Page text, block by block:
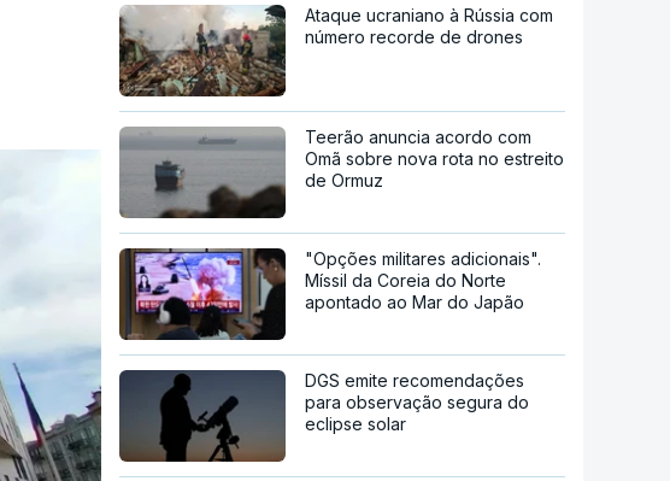
Ataque ucraniano à Rússia com
número recorde de drones
Teerão anuncia acordo com
Omã sobre nova rota no estreito
de Ormuz
"Opções militares adicionais".
Míssil da Coreia do Norte
apontado ao Mar do Japão
DGS emite recomendações
para observação segura do
eclipse solar